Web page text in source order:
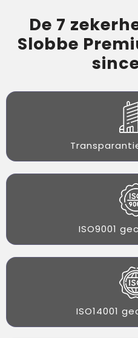
De 7
Slobbe
ISO9001
ISO14001